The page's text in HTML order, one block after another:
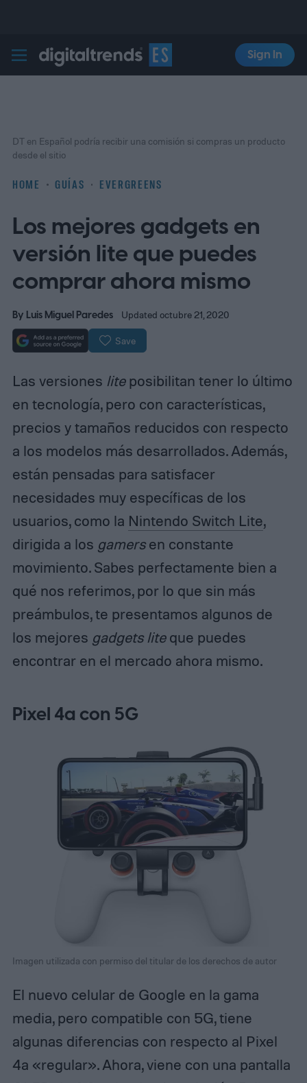
Digital Trends Español
Sign In
HOME GUÍAS EVERGREENS
DT en Español podría recibir una comisión si compras un producto
desde el sitio
Los mejores gadgets en
versión lite que puedes
comprar ahora mismo
By Luis Miguel Paredes Updated octubre 21, 2020
Save
Las versiones liteposibilitan tener lo último
en tecnología, pero con características,
precios y tamaños reducidos con respecto
a los modelos más desarrollados. Además,
están pensadas para satisfacer
necesidades muy específicas de los
usuarios, como la Nintendo Switch Lite,
dirigida a los gamersen constante
movimiento. Sabes perfectamente bien a
qué nos referimos, por lo que sin más
preámbulos, te presentamos algunos de
los mejores gadgets liteque puedes
encontrar en el mercado ahora mismo.
Pixel 4a con 5G
Imagen utilizada con permiso del titular de los derechos de autor
El nuevo celular de Google en la gama
media, pero compatible con 5G, tiene
algunas diferencias con respecto al Pixel
4a «regular». Ahora, viene con una pantalla